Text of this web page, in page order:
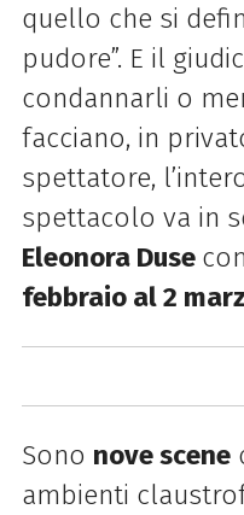
quello che si
pudore”. E il
condannarli o
facciano, in
spettatore,
spettacolo va in
Eleonora Duse
febbraio al 2
Sono nove scene
ambienti